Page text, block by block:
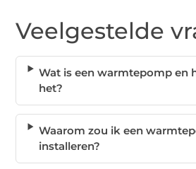
Veelgestelde
Wat is een warmtepomp en
het?
Waarom zou ik een
installeren?